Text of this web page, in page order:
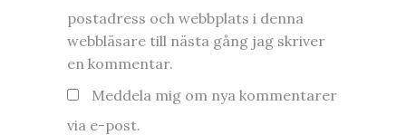
postadress och webbplats i denna
webbläsare till nästa gång jag skriver
en kommentar.
Meddela mig om nya kommentarer
via e-post.